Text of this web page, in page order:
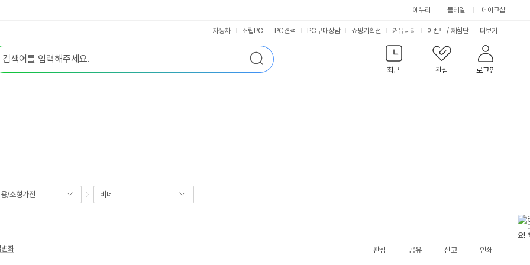
에누리 몰테일 메이크샵
검
색
최근
관심 로그인
자동차 조립PC PC견적 PC구매상담 쇼핑기획전 커뮤니티 이벤트 / 체험단 서
비
스
더보기
/소형가전 비데
좌 관심 공유 신고 인쇄